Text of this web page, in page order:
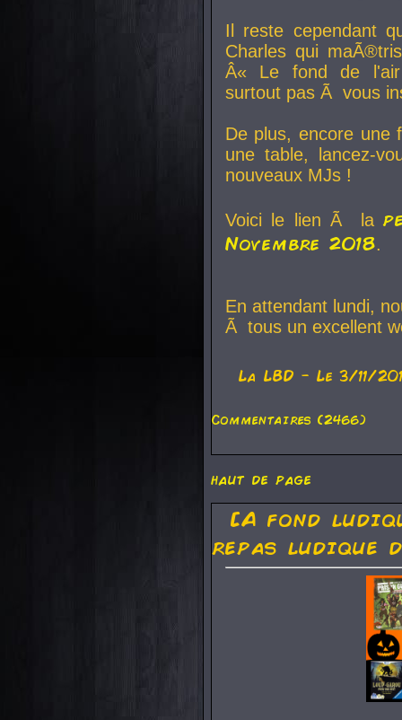
Il reste cependant
Charles qui
Â« Le fond de
surtout pas Ã vous
De plus, encore une
une table, lancez-
nouveaux MJs !
Voici le lien Ã la
Novembre 2018.
En attendant lundi,
Ã tous un excellent
La LBD - Le 3/11/
Commentaires (2466)
haut de page
[A fond
repas ludique